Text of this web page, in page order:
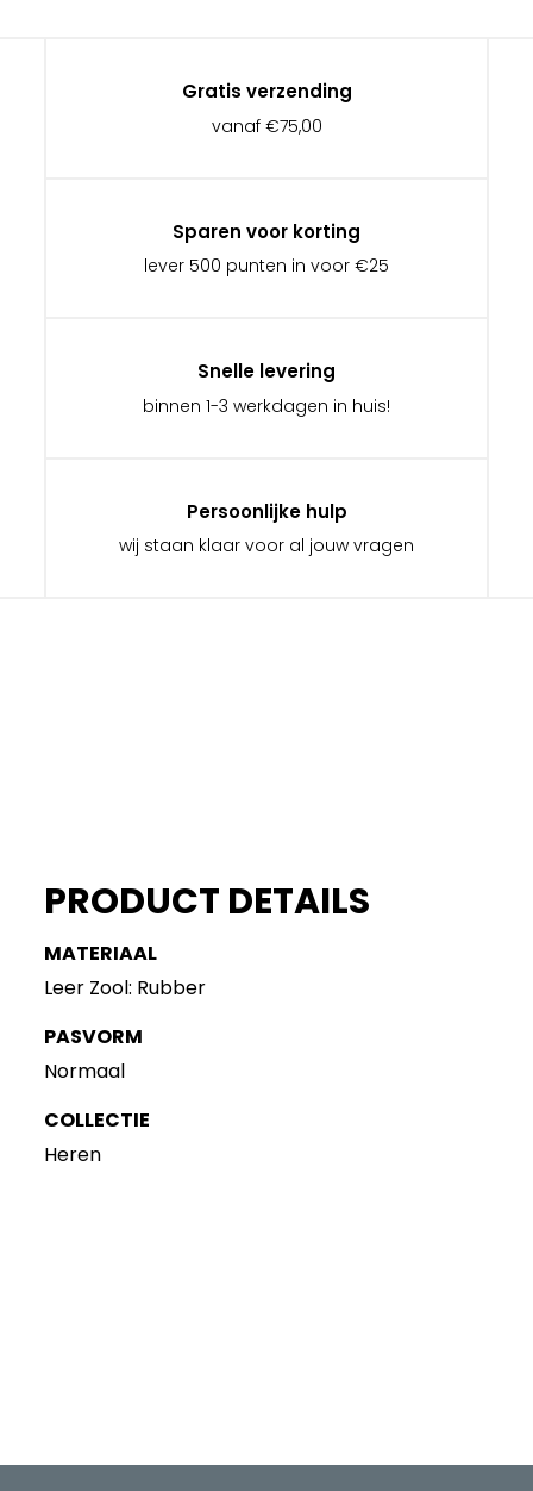
Gratis verzending
vanaf €75,00
Sparen voor korting
lever 500 punten in voor €25
Snelle levering
binnen 1-3 werkdagen in huis!
Persoonlijke hulp
wij staan klaar voor al jouw vragen
PRODUCT DETAILS
MATERIAAL
Leer Zool: Rubber
PASVORM
Normaal
COLLECTIE
Heren